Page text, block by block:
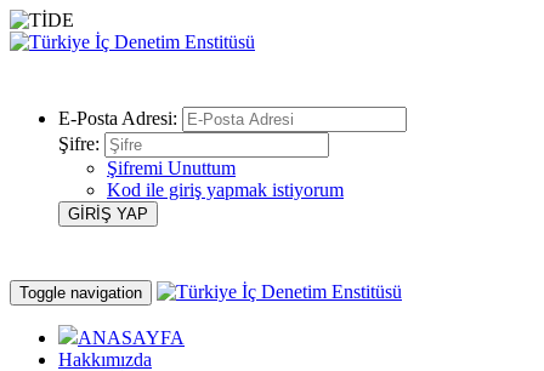
E-Posta Adresi:
Şifre:
Şifremi Unuttum
Kod ile giriş yapmak istiyorum
Toggle navigation
ANASAYFA
Hakkımızda